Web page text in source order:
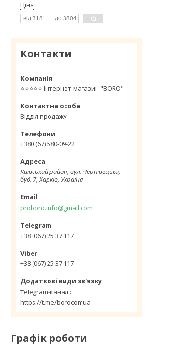
Ціна
Контакти
⭐️⭐️⭐️⭐️⭐️ Інтернет-магазин "BORO"
Відділ продажу
+380 (67) 580-09-22
Київський район, вул. Чернівецька,
буд. 7, Харків, Україна
proboro.info@gmail.com
+38 (067) 25 37 117
+38 (067) 25 37 117
Telegram-канал
https://t.me/borocomua
Графік роботи